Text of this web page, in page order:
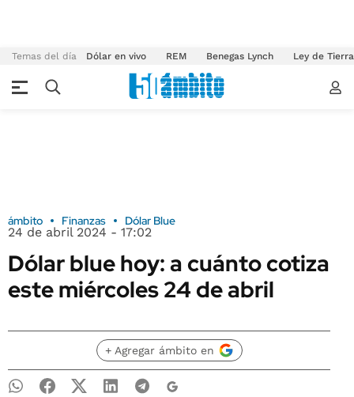
Temas del día Dólar en vivo REM Benegas Lynch Ley de
ámbito Finanzas Dólar Blue
24 de abril 2024 - 17:02
Dólar blue hoy: a cuánto cotiza
este miércoles 24 de abril
+ Agregar ámbito en